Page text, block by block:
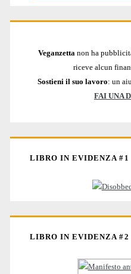
Veganzetta non ha
riceve alcun
Sostieni il suo lavoro: un
FAI UNA
LIBRO IN EVIDENZA #1
LIBRO IN EVIDENZA #2